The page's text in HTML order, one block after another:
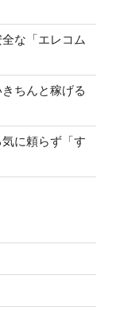
な「エレコム
ちんと稼げる
に頼らず「す